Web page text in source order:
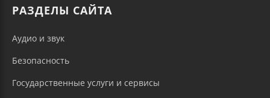
РАЗДЕЛЫ САЙТА
Аудио и звук
Безопасность
Государственные услуги и сервисы